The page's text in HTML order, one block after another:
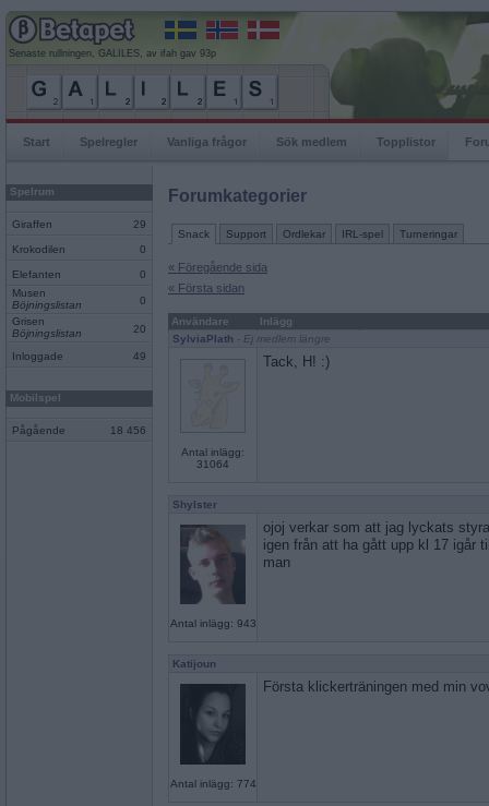
Senaste rullningen, GALILES, av ifah gav 93p
Start Spelregler Vanliga frågor Sök medlem Topplistor
Spelrum
Giraffen 29
Krokodilen 0
Elefanten
0
Musen
Böjningslistan
0
Grisen
Böjningslistan
20
Inloggade 49
Mobilspel
Pågående 18 456
Forumkategorier
Snack Support Ordlekar IRL-spel Turneringar
« Föregående sida
« Första sidan
Användare
Inlägg
SylviaPlath - Ej medlem längre
Antal inlägg:
31064
Tack, H! :)
Shylster
Antal inlägg: 943
ojoj verkar som att jag lyckats
igen från att ha gått upp kl 17 igår
man
Katijoun
Antal inlägg: 774
Första klickerträningen med min